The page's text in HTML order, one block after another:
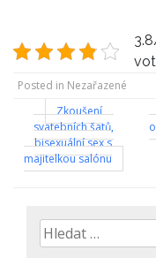
Posted in Nezařazené
Navigace
pro
Zkoušení
svatebních šatů,
bisexuální sex s
majitelkou salónu
Vyhledávání